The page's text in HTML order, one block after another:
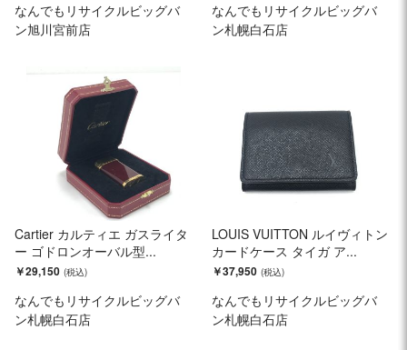
なんでもリサイクルビッグバ
ン旭川宮前店
なんでもリサイクルビッグバ
ン札幌白石店
Cartier カルティエ ガスライタ
ー ゴドロンオーバル型...
￥29,150
なんでもリサイクルビッグバ
ン札幌白石店
LOUIS VUITTON ルイヴィトン
カードケース タイガ ア...
￥37,950
なんでもリサイクルビッグバ
ン札幌白石店